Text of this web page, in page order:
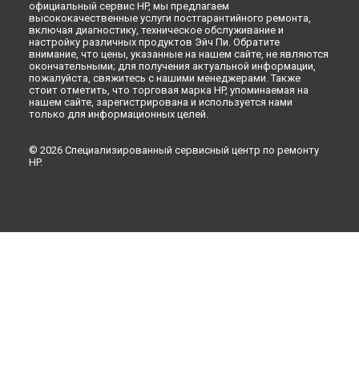
официальный сервис HP, мы предлагаем
высококачественные услуги постгарантийного ремонта,
включая диагностику, техническое обслуживание и
настройку различных продуктов Эйч Пи. Обратите
внимание, что цены, указанные на нашем сайте, не являются
окончательными; для получения актуальной информации,
пожалуйста, свяжитесь с нашими менеджерами. Также
стоит отметить, что торговая марка HP, упоминаемая на
нашем сайте, зарегистрирована и используется нами
только для информационных целей.
© 2026 Специализированный сервисный центр по ремонту
HP.